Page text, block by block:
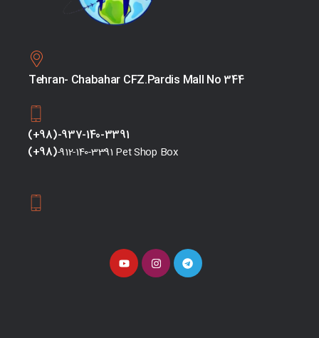
Tehran- Chabahar CFZ.Pardis Mall No 344
(+98)-937-140-3391
(+98)-912-140-3391 Pet Shop Box